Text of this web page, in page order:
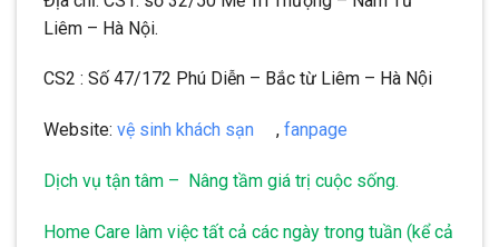
Liêm – Hà Nội.
CS2 : Số 47/172 Phú Diễn – Bắc từ Liêm – Hà Nội
Website: vệ sinh khách sạn , fanpage
Dịch vụ tận tâm – Nâng tầm giá trị cuộc sống.
Home Care làm việc tất cả các ngày trong tuần (kể cả